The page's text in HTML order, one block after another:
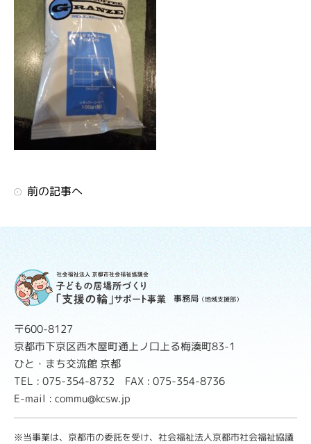
前の記事へ
事務局 （地域支援部）
〒600-8127
京都市下京区西木屋町通上ノ口上る梅湊町83-1
ひと・まち交流館 京都
TEL : 075-354-8732 FAX : 075-354-8736
E-mail : commu@kcsw.jp
※当事業は、京都市の委託を受け、社会福祉法人京都市社会福祉協議